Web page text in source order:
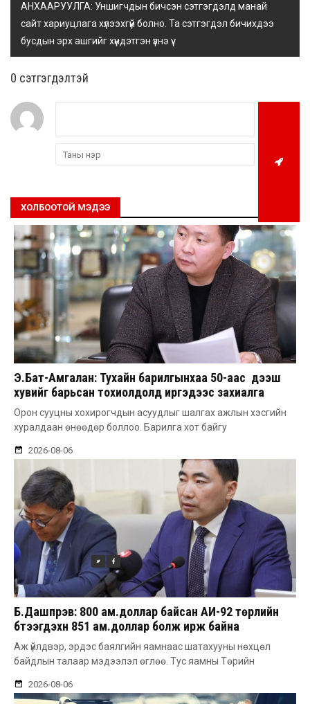
АНХААРУУЛГА: Уншигчдын бичсэн сэтгэгдэлд манай
сайт хариуцлага хүлээхгүй болно. Та сэтгэгдэл бичихдээ
бусдын эрх ашгийг хүндэтгэн үзнэ үү.
0 cэтгэгдэлтэй
ХОЛБООТОЙ МЭДЭЭ
Э.Бат-Амгалан: Тухайн барилгынхаа 50-аас дээш
хувийг барьсан тохиолдолд иргэдээс захиалга
авдаг болгоно
Орон сууцны хохирогчдын асуудлыг шалгах ажлын хэсгийн
хуралдаан өнөөдөр боллоо. Барилга хот байгу
2026-08-06
Б.Дашпүрэв: 800 ам.доллар байсан АИ-92 төрлийн
бүтээгдэхүүн 851 ам.доллар болж ирж байна
Аж үйлдвэр, эрдэс баялгийн яамнаас шатахууны нөхцөл
байдлын талаар мэдээлэл өглөө. Тус яамны Төрийн
2026-08-06